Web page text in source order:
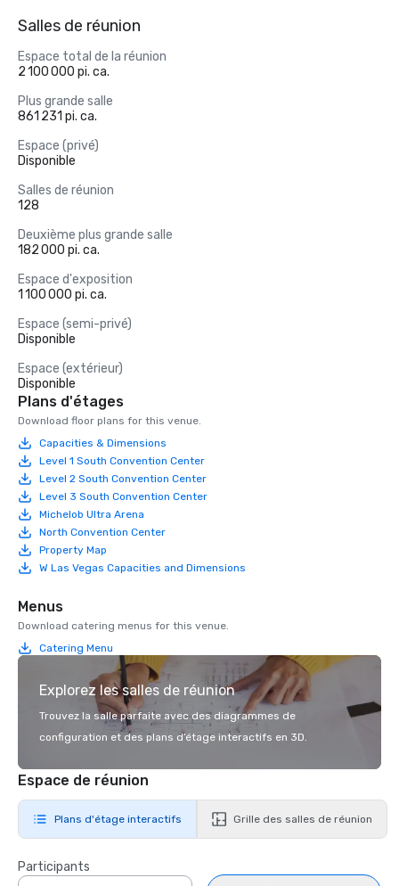
Salles de réunion
Espace total de la réunion
2 100 000 pi. ca.
Plus grande salle
861 231 pi. ca.
Espace (privé)
Disponible
Salles de réunion
128
Deuxième plus grande salle
182 000 pi. ca.
Espace d'exposition
1 100 000 pi. ca.
Espace (semi-privé)
Disponible
Espace (extérieur)
Disponible
Plans d'étages
Download floor plans for this venue.
Capacities & Dimensions
Level 1 South Convention Center
Level 2 South Convention Center
Level 3 South Convention Center
Michelob Ultra Arena
North Convention Center
Property Map
W Las Vegas Capacities and Dimensions
Menus
Download catering menus for this venue.
Catering Menu
Explorez les salles de réunion
Trouvez la salle parfaite avec des diagrammes de
configuration et des plans d’étage interactifs en 3D.
Espace de réunion
Plans d'étage interactifs Grille des salles de réunion
Participants